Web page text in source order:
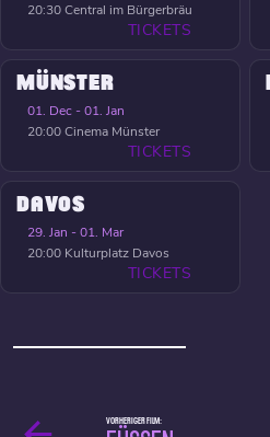
20:30Central im Bürgerbräu
TICKETS
MÜNSTER
01. Dec - 01. Jan
20:00Cinema Münster
TICKETS
DAVOS
29. Jan - 01. Mar
20:00 Kulturplatz Davos
TICKETS
VORHERIGER FILM: